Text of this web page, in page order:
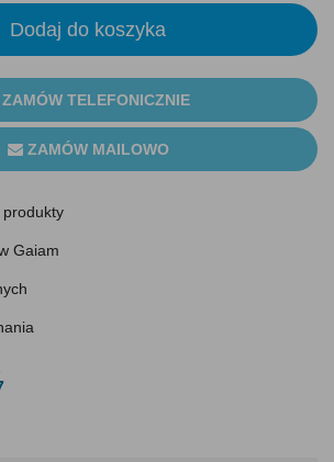
Dodaj do koszyka
ZAMÓW TELEFONICZNIE
ZAMÓW MAILOWO
produkty
Gaiam